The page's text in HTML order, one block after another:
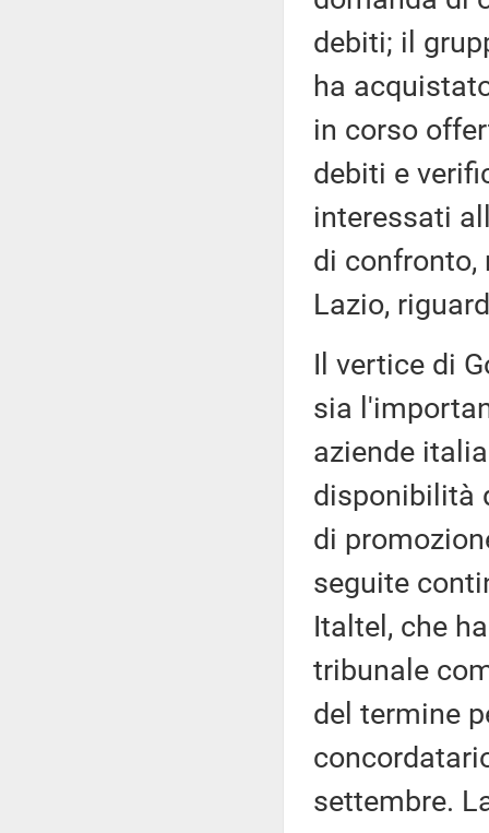
debiti; il
ha
in corso
debiti e
interessati
di confronto,
Lazio,
Il vertice di
sia
aziende
disponibilità
di
seguite
Italtel, che
tribunale
del termine
settembre.